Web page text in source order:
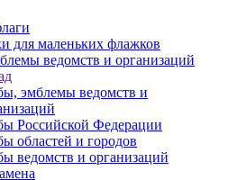
для маленьких флажков
ведомств и организаций
эмблемы ведомств и
Российской Федерации
областей и городов
ведомств и организаций